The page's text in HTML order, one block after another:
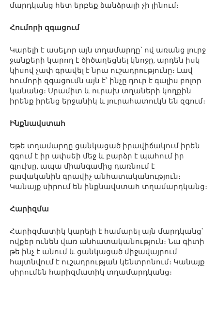
մարդկանց հետ երբեք ձանձրալի չի լինում։
Հումորի զգացում
Կարելի է ասել,որ այն տղամարդը՝ ով առանց լուրջ
ջանքերի կարող է ծիծաղեցնել կնոջը, արդեն իսկ
կիսով չափ գրավել է նրա ուշադրությունը։ Լավ
հումորի զգացումն այն է՝ ինչը դուր է գալիս բոլոր
կանանց։ Սրամիտ և ուրախ տղաների կողքին
իրենք իրենց երջանիկ և յուրահատուկն են զգում։
Ինքնավստահ
Եթե տղամարդը ցանկացած իրավիճակում իրեն
զգում է իր ափսեի մեջ և բարձր է պահում իր
գլուխը, ապա միանգամից դառնում է
բավականին գրավիչ անհատականություն։
Կանայք սիրում են ինքնավստահ տղամարդկանց։
Հարիզմա
Հարիզմատիկ կարելի է համարել այն մարդկանց՝
ովքեր ունեն վառ անհատականություն։ Նա գիտի
թե ինչ է անում և ցանկացած միջավայրում
հայտնվում է ուշադրության կենտրոնում։ Կանայք
սիրումեն հարիզմատիկ տղամարդկանց։